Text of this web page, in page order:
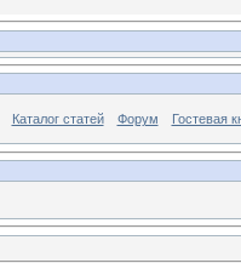
Каталог статей Форум Гостевая